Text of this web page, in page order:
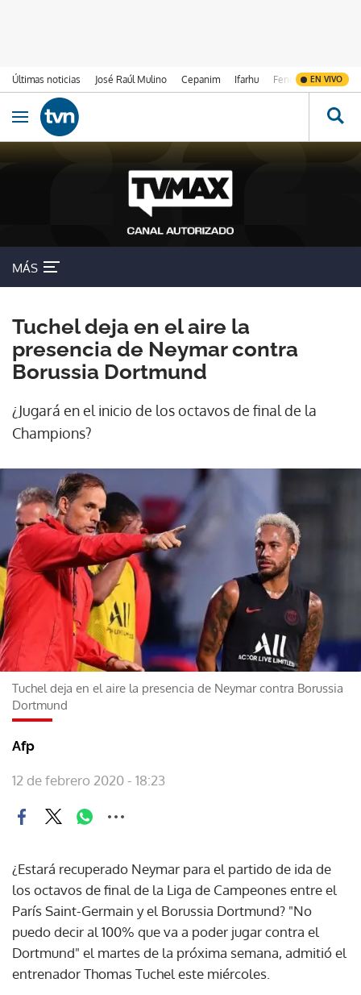
Últimas noticias José Raúl Mulino Cepanim Ifarhu Fenómeno de El
EN VIVO
Ir al contenido
Obrir navegació
MÁS
Tuchel deja en el aire la
presencia de Neymar contra
Borussia Dortmund
¿Jugará en el inicio de los octavos de final de la
Champions?
Tuchel deja en el aire la presencia de Neymar contra Borussia
Dortmund
Afp
12 de febrero 2020 - 18:23
¿Estará recuperado Neymar para el partido de ida de
los octavos de final de la Liga de Campeones entre el
París Saint-Germain y el Borussia Dortmund? "No
puedo decir al 100% que va a poder jugar contra el
Dortmund" el martes de la próxima semana, admitió el
entrenador Thomas Tuchel este miércoles.